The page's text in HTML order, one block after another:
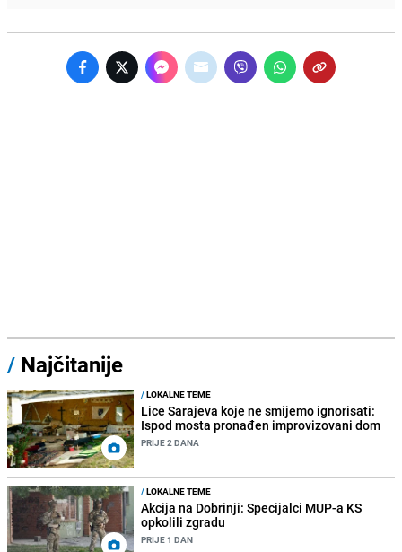
/ Najčitanije
/LOKALNE TEME
Lice Sarajeva koje ne smijemo ignorisati:
Ispod mosta pronađen improvizovani dom
PRIJE 2 DANA
/LOKALNE TEME
Akcija na Dobrinji: Specijalci MUP-a KS
opkolili zgradu
PRIJE 1 DAN